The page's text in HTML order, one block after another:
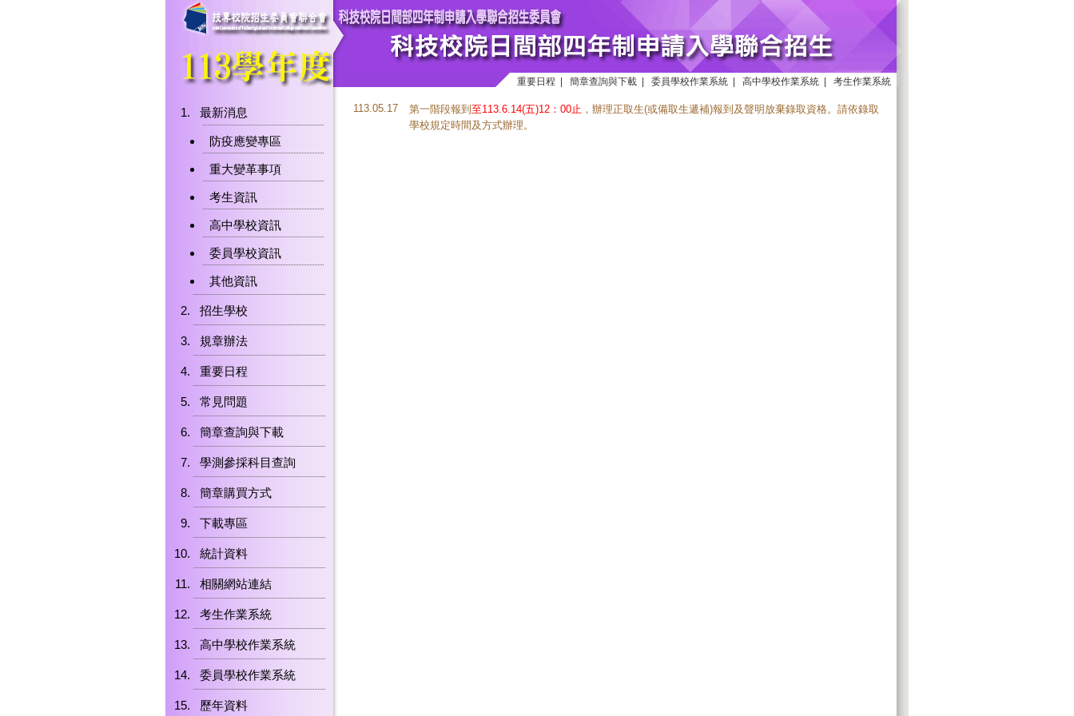
重要日程 簡章查詢與下載 委員學校作業系統 高中學校作業系統 考生作業系統
最新消息
防疫應變專區
重大變革事項
考生資訊
高中學校資訊
委員學校資訊
其他資訊
招生學校
規章辦法
重要日程
常見問題
簡章查詢與下載
學測參採科目查詢
簡章購買方式
下載專區
統計資料
相關網站連結
考生作業系統
高中學校作業系統
委員學校作業系統
歷年資料
113.05.17 第一階段報到 至113.6.14(五)12：00止 ，辦理正取生(或備取生遞補)報到及聲明放棄錄取資格。請依錄取
學校規定時間及方式辦理。